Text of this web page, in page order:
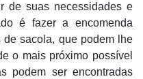
de suas necessidades e
é fazer a encomenda
de sacola, que podem lhe
o mais próximo possível
podem ser encontradas